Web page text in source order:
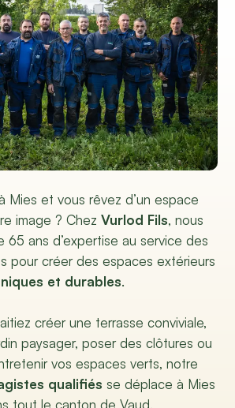
Mies et vous rêvez d’un espace
image ? Chez Vurlod Fils, nous
65 ans d’expertise au service des
pour créer des espaces extérieurs
et durables.
créer une terrasse conviviale,
paysager, poser des clôtures ou
vos espaces verts, notre
qualifiés se déplace à Mies
tout le canton de Vaud.